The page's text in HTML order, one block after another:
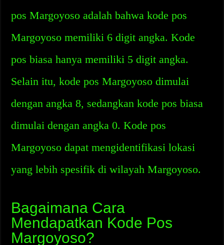
pos Margoyoso adalah bahwa kode pos
Margoyoso memiliki 6 digit angka. Kode
pos biasa hanya memiliki 5 digit angka.
Selain itu, kode pos Margoyoso dimulai
dengan angka 8, sedangkan kode pos biasa
dimulai dengan angka 0. Kode pos
Margoyoso dapat mengidentifikasi lokasi
yang lebih spesifik di wilayah Margoyoso.
Bagaimana Cara
Mendapatkan Kode Pos
Margoyoso?